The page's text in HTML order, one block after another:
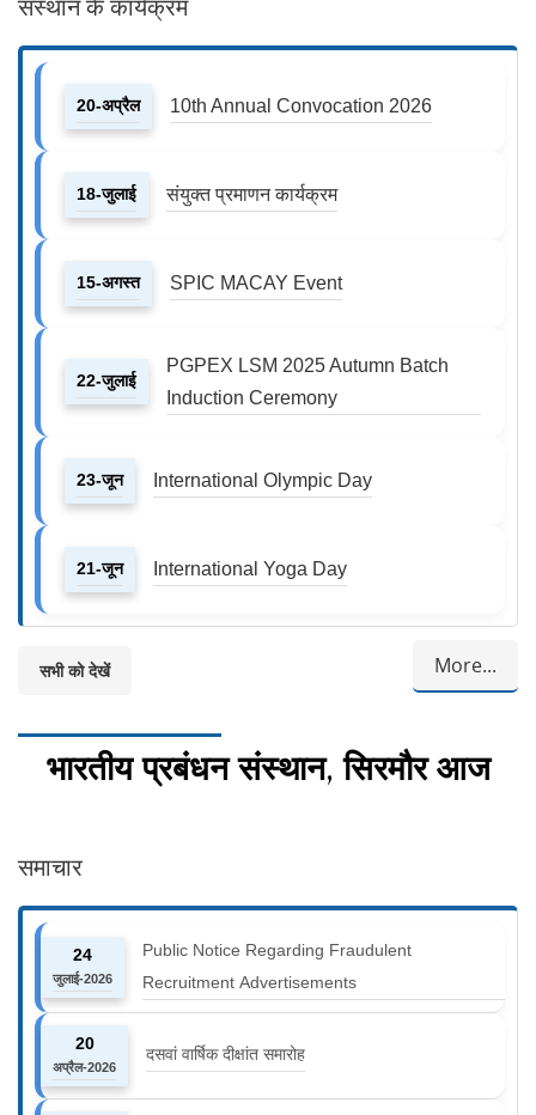
20-अप्रैल 10th Annual Convocation 2026
18-जुलाई संयुक्त प्रमाणन कार्यक्रम
15-अगस्त SPIC MACAY Event
22-जुलाई
PGPEX LSM 2025 Autumn Batch
Induction Ceremony
23-जून International Olympic Day
21-जून International Yoga Day
More...
सभी को देखें
भारतीय प्रबंधन संस्थान, सिरमौर आज
समाचार
24
जुलाई-2026
Public Notice Regarding Fraudulent
Recruitment Advertisements
20
अप्रैल-2026
दसवां वार्षिक दीक्षांत समारोह